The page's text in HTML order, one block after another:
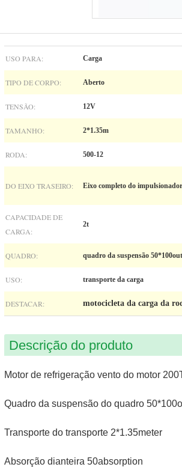
USO PARA: Carga
TIPO DE CORPO: Aberto
TENSÃO: 12V
TAMANHO: 2*1.35m
RODA: 500-12
DO EIXO TRASEIRO: Eixo completo do
CAPACIDADE DE
CARGA:
2t
QUADRO: quadro da suspensão
USO: transporte da carga
DESTACAR: motocicleta da carga da
Descrição do produto
Motor de refrigeração vento do motor
Quadro da suspensão do quadro
Transporte do transporte 2*1.35meter
Absorção dianteira 50absorption